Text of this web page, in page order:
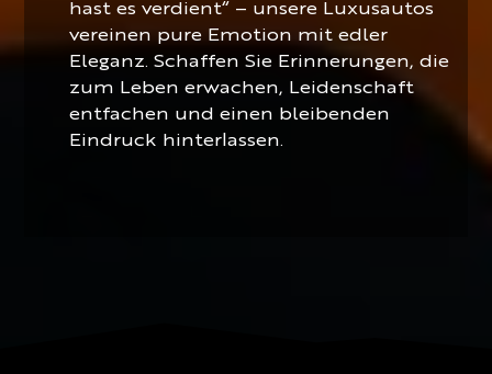
hast es verdient“ – unsere Luxusautos
vereinen pure Emotion mit edler
Eleganz. Schaffen Sie Erinnerungen, die
zum Leben erwachen, Leidenschaft
entfachen und einen bleibenden
Eindruck hinterlassen.